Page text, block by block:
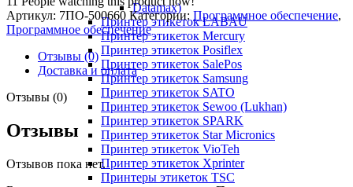
Datamax)
Принтер этикеток LABAU
Принтер этикеток Mercury
Принтер этикеток Posiflex
Принтер этикеток SalePos
Принтер этикеток Samsung
Принтер этикеток SATO
Принтер этикеток Sewoo (Lukhan)
Принтер этикеток SPARK
Принтер этикеток Star Micronics
Принтер этикеток VioTeh
Принтер этикеток Xprinter
Принтеры этикеток TSC
Артикул: 7ПО-500660 Категории: Программное обеспечение,
Программное обеспечение
Отзывы (0)
Доставка и оплата
Отзывы (0)
Отзывы
Отзывов пока нет.